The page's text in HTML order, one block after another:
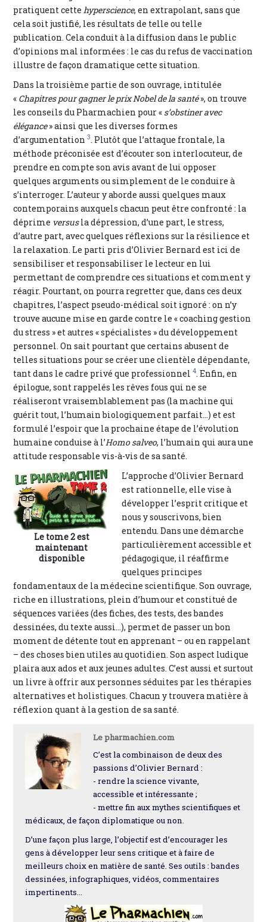
pratiquent cette hyperscience, en extrapolant, sans que
cela soit justifié, les résultats de telle ou telle
publication. Cela conduit à la diffusion dans le public
d’opinions mal informées : le cas du refus de vaccination
illustre de façon dramatique cette situation.
Dans la troisième partie de son ouvrage, intitulée
« Chapitres pour gagner le prix Nobel de la santé», on trouve
les conseils du Pharmachien pour « s’obstiner avec
élégance» ainsi que les diverses formes
d’argumentation 3. Plutôt que l’attaque frontale, la
méthode préconisée est d’écouter son interlocuteur, de
prendre en compte son avis avant de lui opposer
quelques arguments ou simplement de le conduire à
s’interroger. L’auteur y aborde aussi quelques maux
contemporains auxquels chacun peut être confronté : la
déprime versusla dépression, d’une part, le stress,
d’autre part, avec quelques réflexions sur la résilience et
la relaxation. Le parti pris d’Olivier Bernard est ici de
sensibiliser et responsabiliser le lecteur en lui
permettant de comprendre ces situations et comment y
réagir. Pourtant, on pourra regretter que, dans ces deux
chapitres, l’aspect pseudo-médical soit ignoré : on n’y
trouve aucune mise en garde contre le « coaching gestion
du stress » et autres « spécialistes » du développement
personnel. On sait pourtant que certains abusent de
telles situations pour se créer une clientèle dépendante,
tant dans le cadre privé que professionnel 4. Enfin, en
épilogue, sont rappelés les rêves fous qui ne se
réaliseront vraisemblablement pas (la machine qui
guérit tout, l’humain biologiquement parfait…) et est
formulé l’espoir que la prochaine étape de l’évolution
humaine conduise à l’Homo salveo, l’humain qui aura une
attitude responsable vis-à-vis de sa santé.
Le tome 2 est
maintenant
disponible
L’approche d’Olivier Bernard
est rationnelle, elle vise à
développer l’esprit critique et
nous y souscrivons, bien
entendu. Dans une démarche
particulièrement accessible et
pédagogique, il réaffirme
quelques principes
fondamentaux de la médecine scientifique. Son ouvrage,
riche en illustrations, plein d’humour et constitué de
séquences variées (des fiches, des tests, des bandes
dessinées, du texte aussi…), permet de passer un bon
moment de détente tout en apprenant – ou en rappelant
– des choses bien utiles au quotidien. Son aspect ludique
plaira aux ados et aux jeunes adultes. C’est aussi et surtout
un livre à offrir aux personnes séduites par les thérapies
alternatives et holistiques. Chacun y trouvera matière à
réflexion quant à la gestion de sa santé.
Le pharmachien.com
C’est la combinaison de deux des
passions d’Olivier Bernard :
- rendre la science vivante,
accessible et intéressante ;
- mettre fin aux mythes scientifiques et
médicaux, de façon diplomatique ou non.
D’une façon plus large, l’objectif est d’encourager les
gens à développer leur sens critique et à faire de
meilleurs choix en matière de santé. Ses outils : bandes
dessinées, infographiques, vidéos, commentaires
impertinents…